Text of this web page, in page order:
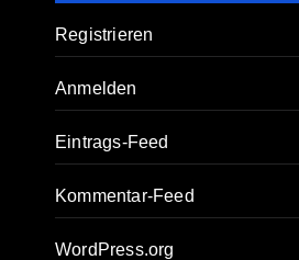
Registrieren
Anmelden
Eintrags-Feed
Kommentar-Feed
WordPress.org